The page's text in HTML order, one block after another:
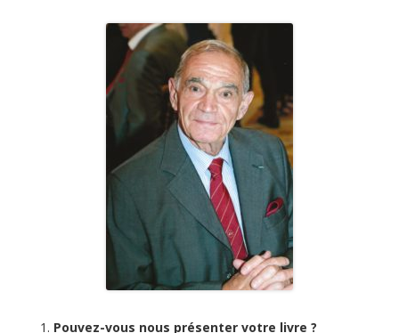
Pouvez-vous nous présenter votre livre ?